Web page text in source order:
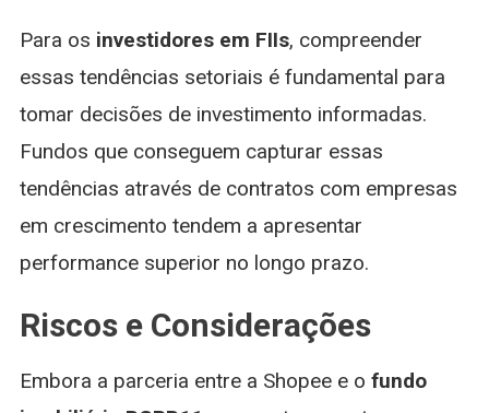
Para os investidores em FIIs, compreender
essas tendências setoriais é fundamental para
tomar decisões de investimento informadas.
Fundos que conseguem capturar essas
tendências através de contratos com empresas
em crescimento tendem a apresentar
performance superior no longo prazo.
Riscos e Considerações
Embora a parceria entre a Shopee e o fundo